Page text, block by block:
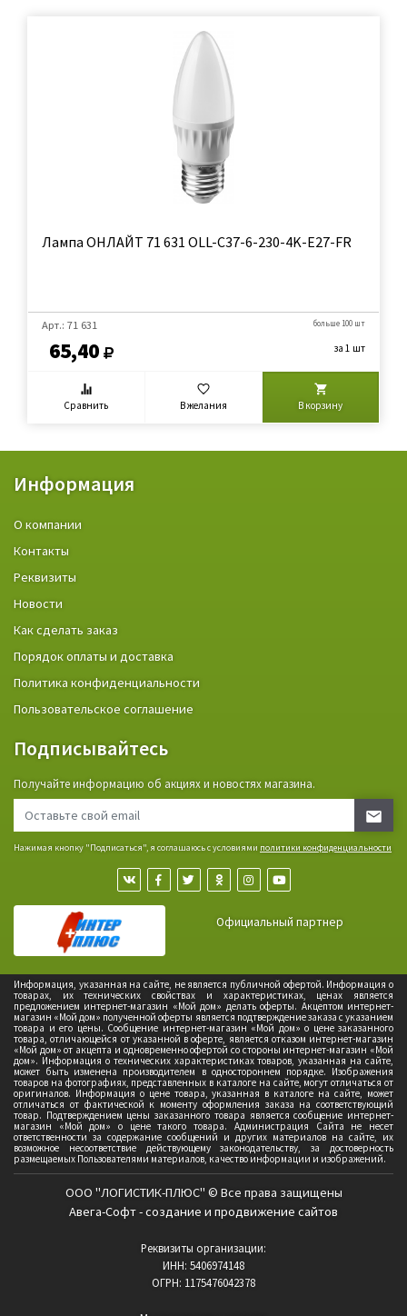
Лампа ОНЛАЙТ 71 631 ОLL-C37-6-230-4K-E27-FR
Арт.: 71 631
65,40
больше 100 шт
за 1 шт
Сравнить В желания В корзину
Информация
О компании
Контакты
Реквизиты
Новости
Как сделать заказ
Порядок оплаты и доставка
Политика конфиденциальности
Пользовательское соглашение
Подписывайтесь
Получайте информацию об акциях и новостях магазина.
Нажимая кнопку "Подписаться", я соглашаюсь с условиями политики конфиденциальности
Официальный партнер
Информация, указанная на сайте, не является публичной офертой. Информация о
товарах, их технических свойствах и характеристиках, ценах является
предложением интернет-магазин «Мой дом» делать оферты. Акцептом интернет-
магазин «Мой дом» полученной оферты является подтверждение заказа с указанием
товара и его цены. Сообщение интернет-магазин «Мой дом» о цене заказанного
товара, отличающейся от указанной в оферте, является отказом интернет-магазин
«Мой дом» от акцепта и одновременно офертой со стороны интернет-магазин «Мой
дом». Информация о технических характеристиках товаров, указанная на сайте,
может быть изменена производителем в одностороннем порядке. Изображения
товаров на фотографиях, представленных в каталоге на сайте, могут отличаться от
оригиналов. Информация о цене товара, указанная в каталоге на сайте, может
отличаться от фактической к моменту оформления заказа на соответствующий
товар. Подтверждением цены заказанного товара является сообщение интернет-
магазин «Мой дом» о цене такого товара. Администрация Сайта не несет
ответственности за содержание сообщений и других материалов на сайте, их
возможное несоответствие действующему законодательству, за достоверность
размещаемых Пользователями материалов, качество информации и изображений.
ООО "ЛОГИСТИК-ПЛЮС" © Все права защищены
Авега-Софт - создание и продвижение сайтов
Реквизиты организации:
ИНН: 5406974148
ОГРН: 1175476042378